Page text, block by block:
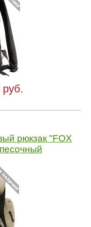
руб.
рюкзак "FOX